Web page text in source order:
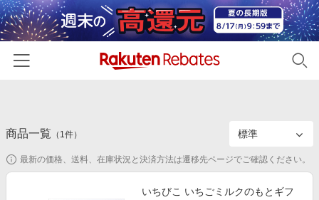
カテゴリー一覧
百貨店・総合ECモール
ファッション・インナー・小物
イベント一覧
商品一覧 （ 1件）
最新の価格、送料、在庫状況と決済方法は遷移先ページでご確認ください。
いちびこ いちごミルクのもとギフ